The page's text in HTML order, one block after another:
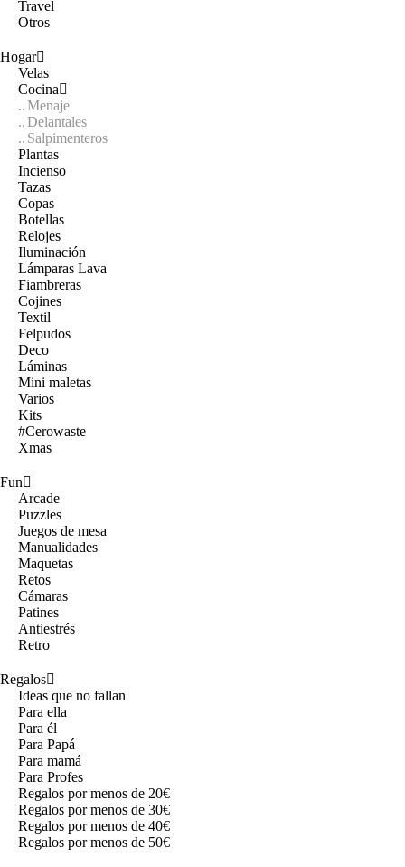
Travel
Otros
Hogar
Velas
Cocina
Menaje
Delantales
Salpimenteros
Plantas
Incienso
Tazas
Copas
Botellas
Relojes
Iluminación
Lámparas Lava
Fiambreras
Cojines
Textil
Felpudos
Deco
Láminas
Mini maletas
Varios
Kits
#Cerowaste
Xmas
Fun
Arcade
Puzzles
Juegos de mesa
Manualidades
Maquetas
Retos
Cámaras
Patines
Antiestrés
Retro
Regalos
Ideas que no fallan
Para ella
Para él
Para Papá
Para mamá
Para Profes
Regalos por menos de 20€
Regalos por menos de 30€
Regalos por menos de 40€
Regalos por menos de 50€